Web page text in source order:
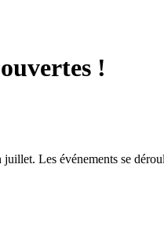
!
Les événements se